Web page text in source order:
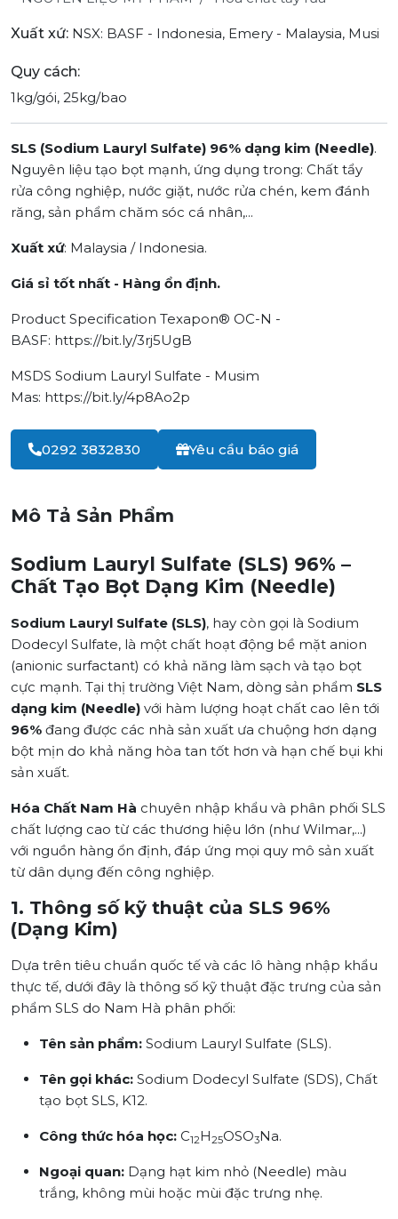
Xuất xứ: NSX: BASF - Indonesia, Emery - Malaysia, Musi
Quy cách:
1kg/gói, 25kg/bao
SLS (Sodium Lauryl Sulfate) 96% dạng kim (Needle).
Nguyên liệu tạo bọt mạnh, ứng dụng trong: Chất tẩy
rửa công nghiệp, nước giặt, nước rửa chén, kem đánh
răng, sản phẩm chăm sóc cá nhân,...
Xuất xứ: Malaysia / Indonesia.
Giá sỉ tốt nhất - Hàng ổn định.
Product Specification Texapon® OC-N -
BASF: https://bit.ly/3rj5UgB
MSDS Sodium Lauryl Sulfate - Musim
Mas: https://bit.ly/4p8Ao2p
0292 3832830 Yêu cầu báo giá
Mô Tả Sản Phẩm
Sodium Lauryl Sulfate (SLS) 96% –
Chất Tạo Bọt Dạng Kim (Needle)
Sodium Lauryl Sulfate (SLS), hay còn gọi là Sodium
Dodecyl Sulfate, là một chất hoạt động bề mặt anion
(anionic surfactant) có khả năng làm sạch và tạo bọt
cực mạnh. Tại thị trường Việt Nam, dòng sản phẩm SLS
dạng kim (Needle) với hàm lượng hoạt chất cao lên tới
96% đang được các nhà sản xuất ưa chuộng hơn dạng
bột mịn do khả năng hòa tan tốt hơn và hạn chế bụi khi
sản xuất.
Hóa Chất Nam Hà chuyên nhập khẩu và phân phối SLS
chất lượng cao từ các thương hiệu lớn (như Wilmar,...)
với nguồn hàng ổn định, đáp ứng mọi quy mô sản xuất
từ dân dụng đến công nghiệp.
1. Thông số kỹ thuật của SLS 96%
(Dạng Kim)
Dựa trên tiêu chuẩn quốc tế và các lô hàng nhập khẩu
thực tế, dưới đây là thông số kỹ thuật đặc trưng của sản
phẩm SLS do Nam Hà phân phối:
Tên sản phẩm: Sodium Lauryl Sulfate (SLS).
Tên gọi khác: Sodium Dodecyl Sulfate (SDS), Chất
tạo bọt SLS, K12.
Công thức hóa học: C12H25OSO3Na.
Ngoại quan: Dạng hạt kim nhỏ (Needle) màu
trắng, không mùi hoặc mùi đặc trưng nhẹ.